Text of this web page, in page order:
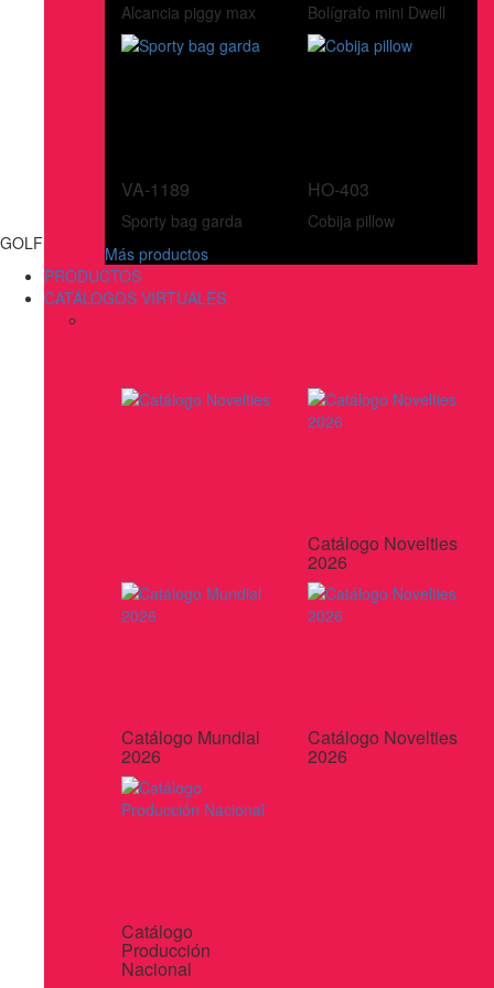
Alcancia piggy max Bolígrafo mini Dwell
VA-1189
Sporty bag garda
HO-403
Cobija pillow
Más productos
PRODUCTOS
CATÁLOGOS VIRTUALES
Catálogo Novelties
2026
Catálogo Mundial
2026
Catálogo Novelties
2026
Catálogo
Producción
Nacional
GOLF